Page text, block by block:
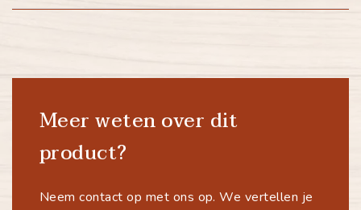
Meer weten over dit
product?
Neem contact op met ons op. We vertellen je